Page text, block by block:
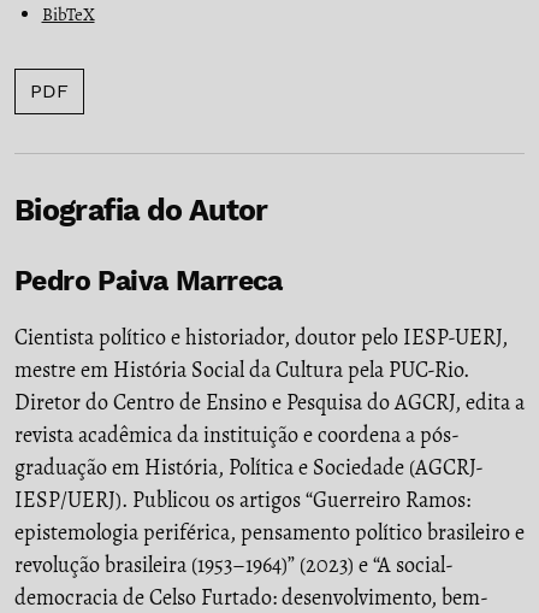
BibTeX
PDF
Biografia do Autor
Pedro Paiva Marreca
Cientista político e historiador, doutor pelo IESP-UERJ,
mestre em História Social da Cultura pela PUC-Rio.
Diretor do Centro de Ensino e Pesquisa do AGCRJ, edita a
revista acadêmica da instituição e coordena a pós-
graduação em História, Política e Sociedade (AGCRJ-
IESP/UERJ). Publicou os artigos “Guerreiro Ramos:
epistemologia periférica, pensamento político brasileiro e
revolução brasileira (1953–1964)” (2023) e “A social-
democracia de Celso Furtado: desenvolvimento, bem-